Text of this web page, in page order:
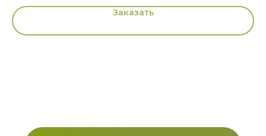
Заказать